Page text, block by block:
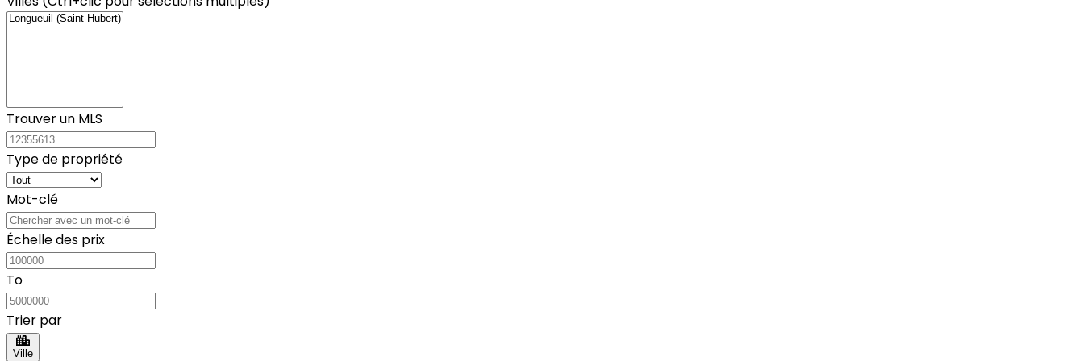
Trouver un MLS
Type de propriété
Mot-clé
Échelle des prix
To
Trier par
Ville